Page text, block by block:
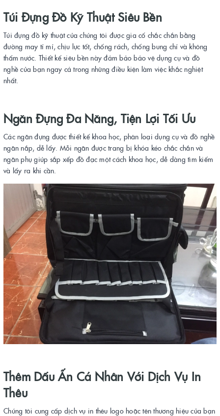
Túi Đựng Đồ Kỹ Thuật Siêu Bền
Túi đựng đồ kỹ thuật của chúng tôi được gia cố chắc chắn bằng
đường may tỉ mỉ, chịu lực tốt, chống rách, chống bung chỉ và không
thấm nước. Thiết kế siêu bền này đảm bảo bảo vệ dụng cụ và đồ
nghề của bạn ngay cả trong những điều kiện làm việc khắc nghiệt
nhất.
Ngăn Đựng Đa Năng, Tiện Lợi Tối Ưu
Các ngăn đựng được thiết kế khoa học, phân loại dụng cụ và đồ nghề
ngăn nắp, dễ lấy. Mỗi ngăn được trang bị khóa kéo chắc chắn và
ngăn phụ giúp sắp xếp đồ đạc một cách khoa học, dễ dàng tìm kiếm
và lấy ra khi cần.
Thêm Dấu Ấn Cá Nhân Với Dịch Vụ In
Thêu
Chúng tôi cung cấp dịch vụ in thêu logo hoặc tên thương hiệu của bạn